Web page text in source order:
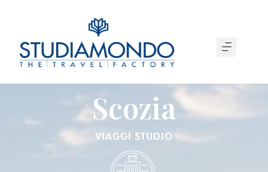
Scozia
VIAGGI STUDIO